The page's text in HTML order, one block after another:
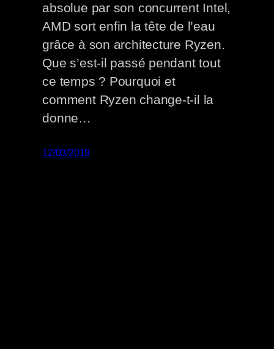
absolue par son concurrent Intel,
AMD sort enfin la tête de l’eau
grâce à son architecture Ryzen.
Que s’est-il passé pendant tout
ce temps ? Pourquoi et
comment Ryzen change-t-il la
donne…
12/03/2019